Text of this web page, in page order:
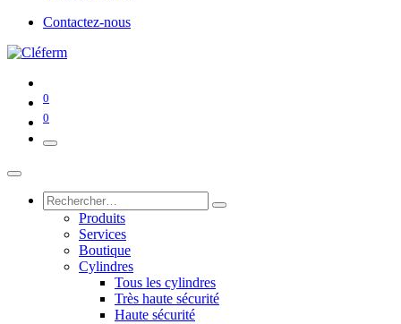
Contactez-nous
0
0
Produits
Services
Boutique
Cylindres
Tous les cylindres
Très haute sécurité
Haute sécurité